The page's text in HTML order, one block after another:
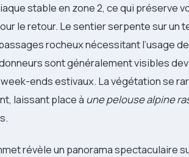
stable en zone 2, ce qui préserve
le retour. Le sentier serpente sur un
rocheux nécessitant l’usage
sont généralement visibles
ends estivaux. La végétation se
laissant place à une pelouse alpine
révèle un panorama spectaculaire